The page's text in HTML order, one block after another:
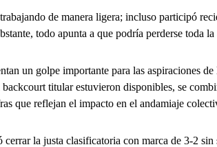
de manera ligera; incluso participó
todo apunta a que podría perderse toda
un golpe importante para las aspiraciones
titular estuvieron disponibles, se
que reflejan el impacto en el andamiaje
la justa clasificatoria con marca de 3-2 sin